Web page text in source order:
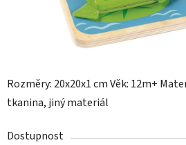
Rozměry: 20x20x1 cm Věk: 12m+
tkanina, jiný materiál
Dostupnost